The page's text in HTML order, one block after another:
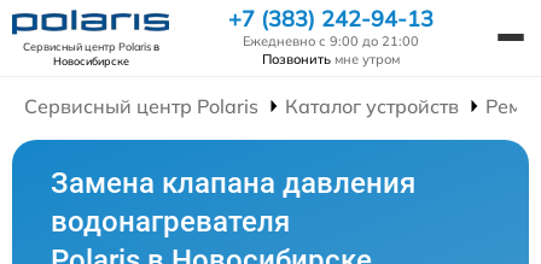
Сервисный центр Polarisв
Новосибирске
+7 (383) 242-94-13
Ежедневно с 9:00 до 21:00
Позвонить мне утром
Сервисный центр Polaris Каталог устройств
Замена клапана давления
водонагревателя